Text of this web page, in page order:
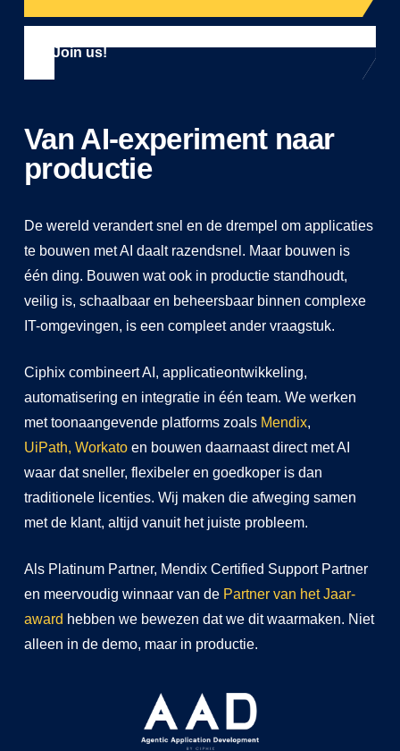
Join us!
Van AI-experiment naar
productie
De wereld verandert snel en de drempel om applicaties
te bouwen met AI daalt razendsnel. Maar bouwen is
één ding. Bouwen wat ook in productie standhoudt,
veilig is, schaalbaar en beheersbaar binnen complexe
IT-omgevingen, is een compleet ander vraagstuk.
Ciphix combineert AI, applicatieontwikkeling,
automatisering en integratie in één team. We werken
met toonaangevende platforms zoals Mendix,
UiPath, Workatoen bouwen daarnaast direct met AI
waar dat sneller, flexibeler en goedkoper is dan
traditionele licenties. Wij maken die afweging samen
met de klant, altijd vanuit het juiste probleem.
Als Platinum Partner, Mendix Certified Support Partner
en meervoudig winnaar van de Partner van het Jaar-
award hebben we bewezen dat we dit waarmaken. Niet
alleen in de demo, maar in productie.